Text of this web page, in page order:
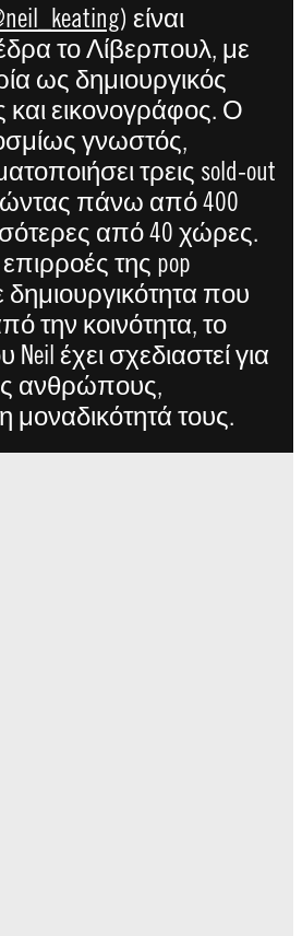
) είναι
το Λίβερπουλ, με
ως δημιουργικός
και εικονογράφος. Ο
γνωστός,
τρεις sold-out
πάνω από 400
από 40 χώρες.
της pop
που
την κοινότητα, το
έχει σχεδιαστεί για
ανθρώπους,
μοναδικότητά τους.